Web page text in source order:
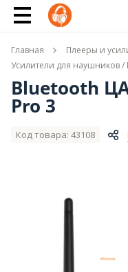
Имя
Телефон
Главная
Плееры и
Усилители для наушников
Bluetooth
Pro 3
Код товара: 43108